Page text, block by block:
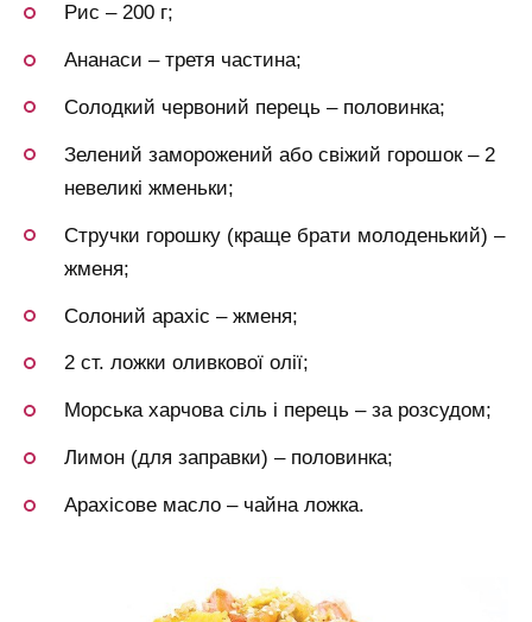
Рис – 200 г;
Ананаси – третя частина;
Солодкий червоний перець – половинка;
Зелений заморожений або свіжий горошок – 2
невеликі жменьки;
Стручки горошку (краще брати молоденький) –
жменя;
Солоний арахіс – жменя;
2 ст. ложки оливкової олії;
Морська харчова сіль і перець – за розсудом;
Лимон (для заправки) – половинка;
Арахісове масло – чайна ложка.